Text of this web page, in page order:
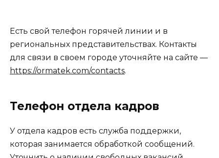
Есть свой телефон горячей линии и в
региональных представительствах. Контакты
для связи в своем городе уточняйте на сайте —
https://ormatek.com/contacts.
Телефон отдела кадров
У отдела кадров есть служба поддержки,
которая занимается обработкой сообщений.